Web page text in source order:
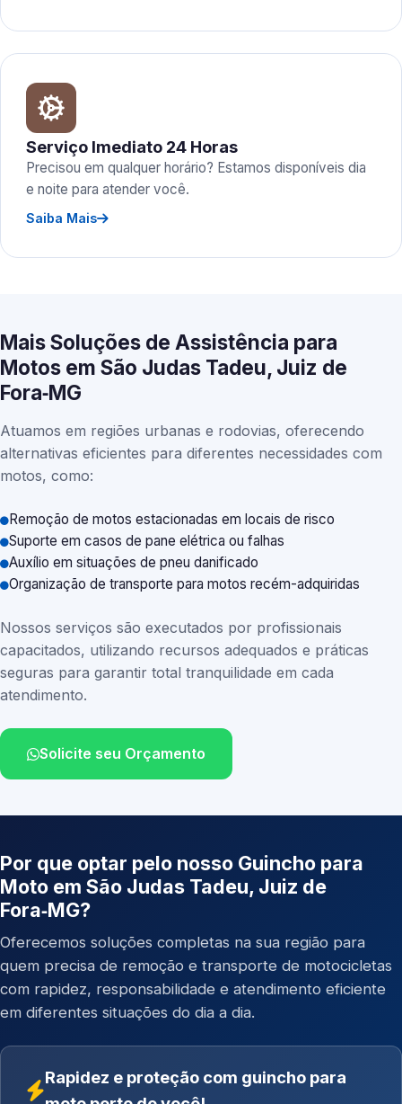
Serviço Imediato 24 Horas
Precisou em qualquer horário? Estamos disponíveis dia
e noite para atender você.
Saiba Mais
Mais Soluções de Assistência para
Motos em São Judas Tadeu, Juiz de
Fora‑MG
Atuamos em regiões urbanas e rodovias, oferecendo
alternativas eficientes para diferentes necessidades com
motos, como:
Remoção de motos estacionadas em locais de risco
Suporte em casos de pane elétrica ou falhas
Auxílio em situações de pneu danificado
Organização de transporte para motos recém-adquiridas
Nossos serviços são executados por profissionais
capacitados, utilizando recursos adequados e práticas
seguras para garantir total tranquilidade em cada
atendimento.
Solicite seu Orçamento
Por que optar pelo nosso Guincho para
Moto em São Judas Tadeu, Juiz de
Fora‑MG?
Oferecemos soluções completas na sua região para
quem precisa de remoção e transporte de motocicletas
com rapidez, responsabilidade e atendimento eficiente
em diferentes situações do dia a dia.
Rapidez e proteção com guincho para